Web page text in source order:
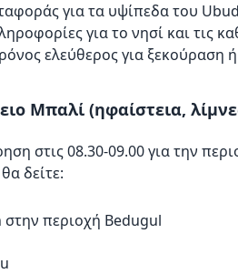
για τα υψίπεδα του
για το νησί και τις
ελεύθερος για ξεκούραση
Μπαλί (ηφαίστεια,
στις 08.30-09.00 για την
δείτε:
περιοχή Bedugul